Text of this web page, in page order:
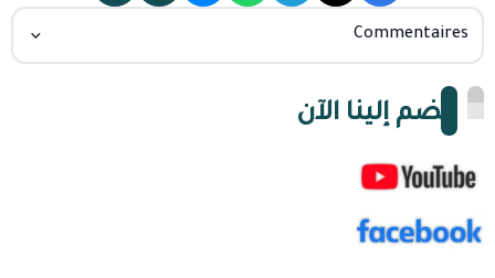
Commentaires
انضم إلينا الآن